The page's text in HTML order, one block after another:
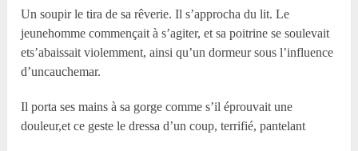
Un soupir le tira de sa rêverie. Il s’approcha du lit. Le
jeunehomme commençait à s’agiter, et sa poitrine se soulevait
ets’abaissait violemment, ainsi qu’un dormeur sous l’influence
d’uncauchemar.
Il porta ses mains à sa gorge comme s’il éprouvait une
douleur,et ce geste le dressa d’un coup, terrifié, pantelant